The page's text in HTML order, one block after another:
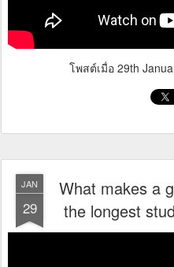
โพสต์เมื่อ 29th
JAN
29
What makes a
the longest